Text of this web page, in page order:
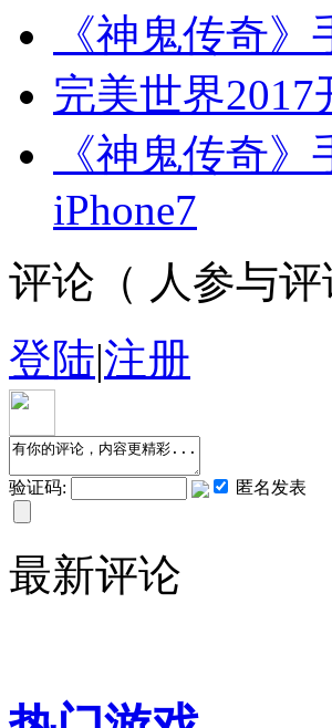
《神鬼传奇
完美世界
《神鬼传奇
iPhone7
评论（ 人参与评
登陆|注册
验证码: 匿名发表
最新评论